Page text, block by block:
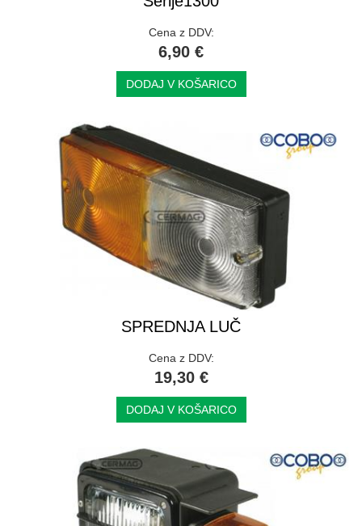
Cena z DDV:
6,90 €
DODAJ V KOŠARICO
SPREDNJA LUČ
Cena z DDV:
19,30 €
DODAJ V KOŠARICO